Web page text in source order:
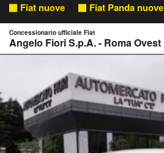
Fiat nuove Fiat Panda nuove
Concessionario ufficiale Fiat
Angelo Fiori S.p.A. - Roma Ovest